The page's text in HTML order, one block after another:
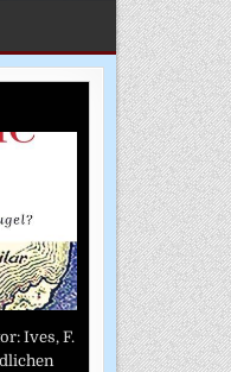
Ives, F.